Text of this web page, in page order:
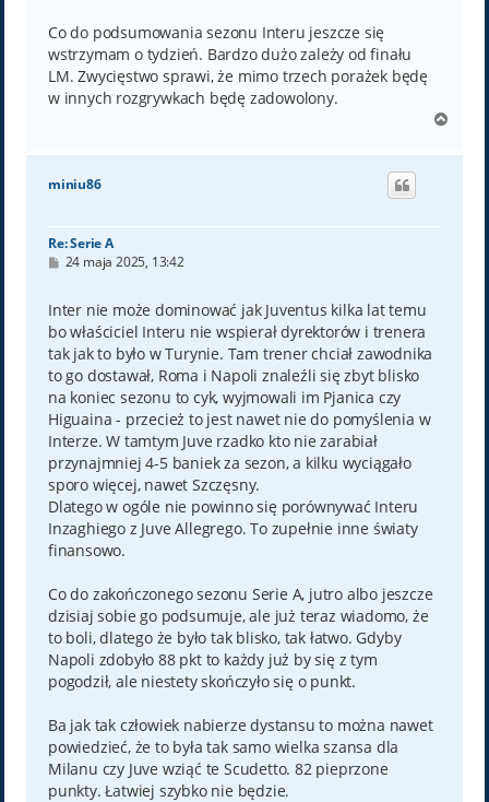
Co do podsumowania sezonu Interu jeszcze się
wstrzymam o tydzień. Bardzo dużo zależy od finału
LM. Zwycięstwo sprawi, że mimo trzech porażek będę
w innych rozgrywkach będę zadowolony.
g
miniu86
Re: Serie A
P
t
24 maja 2025, 13:42
Inter nie może dominować jak Juventus kilka lat temu
bo właściciel Interu nie wspierał dyrektorów i trenera
tak jak to było w Turynie. Tam trener chciał zawodnika
to go dostawał, Roma i Napoli znaleźli się zbyt blisko
na koniec sezonu to cyk, wyjmowali im Pjanica czy
Higuaina - przecież to jest nawet nie do pomyślenia w
Interze. W tamtym Juve rzadko kto nie zarabiał
przynajmniej 4-5 baniek za sezon, a kilku wyciągało
sporo więcej, nawet Szczęsny.
Dlatego w ogóle nie powinno się porównywać Interu
Inzaghiego z Juve Allegrego. To zupełnie inne światy
finansowo.
Co do zakończonego sezonu Serie A, jutro albo jeszcze
dzisiaj sobie go podsumuje, ale już teraz wiadomo, że
to boli, dlatego że było tak blisko, tak łatwo. Gdyby
Napoli zdobyło 88 pkt to każdy już by się z tym
pogodził, ale niestety skończyło się o punkt.
Ba jak tak człowiek nabierze dystansu to można nawet
powiedzieć, że to była tak samo wielka szansa dla
Milanu czy Juve wziąć te Scudetto. 82 pieprzone
punkty. Łatwiej szybko nie będzie.